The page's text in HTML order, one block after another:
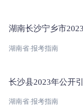
湖南省·报考指南
湖南省·报考指南